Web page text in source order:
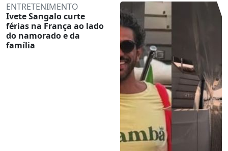
ENTRETENIMENTO
Ivete Sangalo curte
férias na França ao lado
do namorado e da
família